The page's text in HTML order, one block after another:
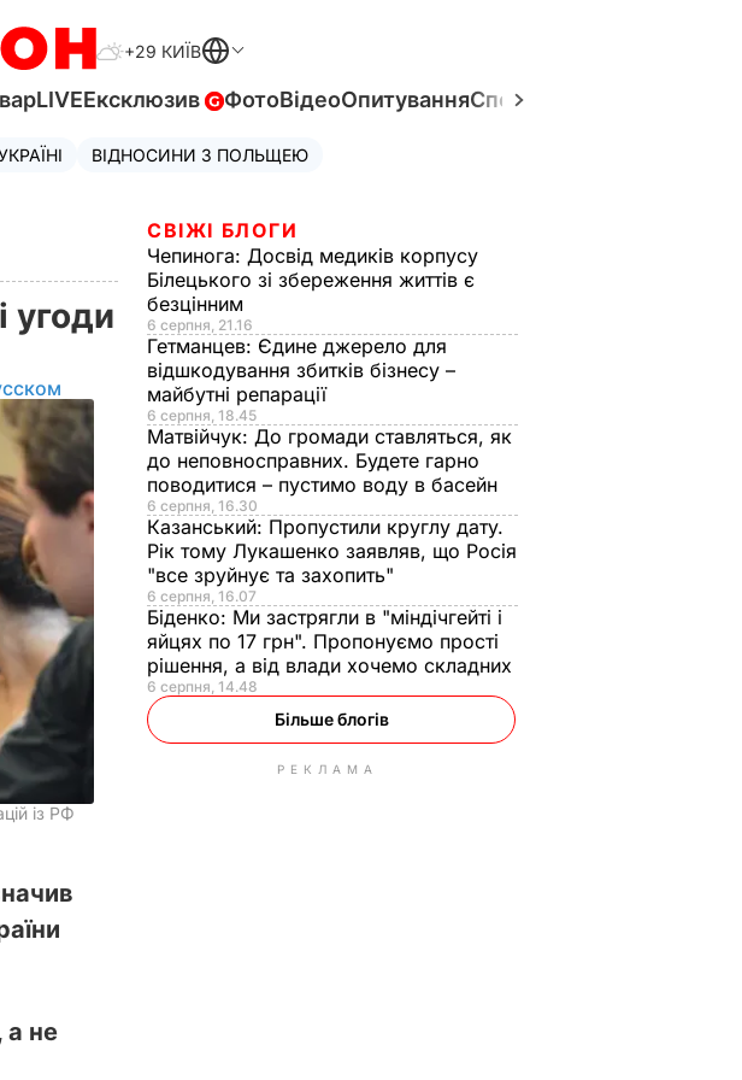
+29 КИЇВ
LIVEЕксклюзив ФотоВідеоОпитуванняСпецпроєкти
ВІДНОСИНИ З ПОЛЬЩЕЮ
угоди
із РФ
а не
СВІЖІ БЛОГИ
Чепинога: Досвід медиків корпусу
Білецького зі збереження життів є
безцінним
6 серпня, 21.16
Гетманцев: Єдине джерело для
відшкодування збитків бізнесу –
майбутні репарації
6 серпня, 18.45
Матвійчук: До громади ставляться, як
до неповносправних. Будете гарно
поводитися – пустимо воду в басейн
6 серпня, 16.30
Казанський: Пропустили круглу дату.
Рік тому Лукашенко заявляв, що Росія
"все зруйнує та захопить"
6 серпня, 16.07
Біденко: Ми застрягли в "міндічгейті і
яйцях по 17 грн". Пропонуємо прості
рішення, а від влади хочемо складних
6 серпня, 14.48
Більше блогів
РЕКЛАМА